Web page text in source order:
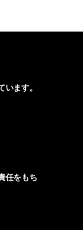
ます。
任をもち